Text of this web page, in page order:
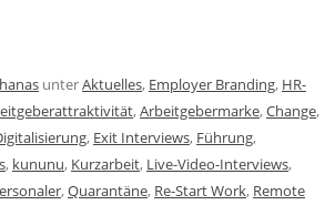
unterAktuelles, Employer Branding, HR-
,Arbeitgebermarke,Change,
, Exit Interviews, Führung,
, kununu, Kurzarbeit, Live-Video-Interviews,
,Quarantäne, Re-Start Work, Remote